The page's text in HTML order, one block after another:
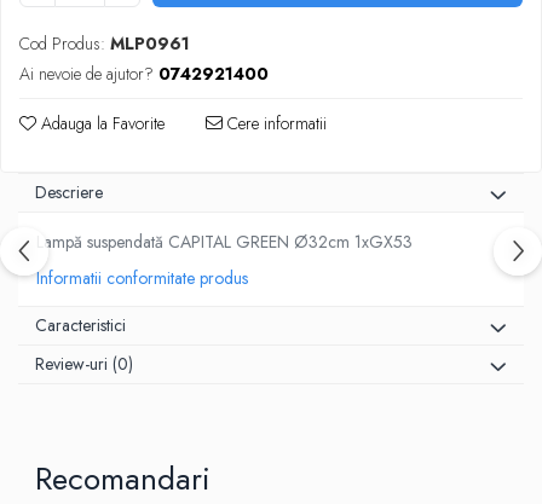
Cod Produs: MLP0961
Ai nevoie de ajutor? 0742921400
Adauga la Favorite Cere informatii
Descriere
Lampă suspendată CAPITAL GREEN Ø32cm 1xGX53
Informatii conformitate produs
Caracteristici
Review-uri (0)
Recomandari